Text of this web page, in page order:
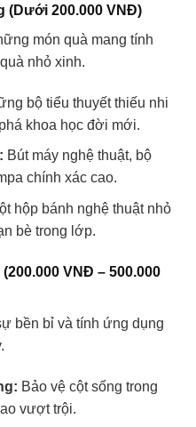
(Dưới 200.000 VNĐ)
món quà mang tính
nhỏ xinh.
bộ tiểu thuyết thiếu nhi
khoa học đời mới.
Bút máy nghệ thuật, bộ
chính xác cao.
hộp bánh nghệ thuật nhỏ
bè trong lớp.
VNĐ – 500.000
bền bỉ và tính ứng dụng
Bảo vệ cột sống trong
vượt trội.